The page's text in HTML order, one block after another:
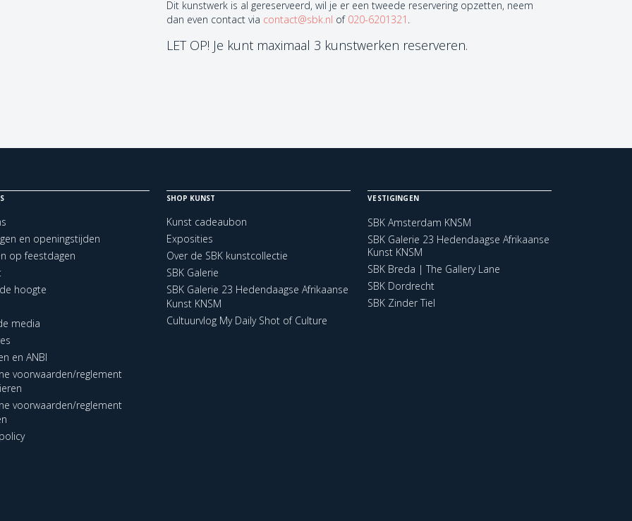
Dit kunstwerk is al gereserveerd, wil je er een tweede reservering opzetten, neem
dan even contact via contact@sbk.nl of 020-6201321 .
LET OP! Je kunt maximaal 3 kunstwerken reserveren.
en openingstijden
op feestdagen
hoogte
media
en ANBI
voorwaarden/reglement
voorwaarden/reglement
SHOP KUNST
Kunst cadeaubon
Exposities
Over de SBK kunstcollectie
SBK Galerie
SBK Galerie 23 Hedendaagse Afrikaanse
Kunst KNSM
Cultuurvlog My Daily Shot of Culture
VESTIGINGEN
SBK Amsterdam KNSM
SBK Galerie 23 Hedendaagse Afrikaanse
Kunst KNSM
SBK Breda | The Gallery Lane
SBK Dordrecht
SBK Zinder Tiel